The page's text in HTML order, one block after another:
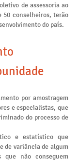
de assessoria ao
50 conselheiros, terão
do país.
por amostragem
e especialistas, que
do processo de
e estatístico que
de variância de algum
que não conseguem